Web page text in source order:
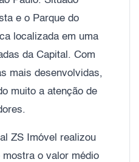
e o Parque do
localizada em uma
da Capital. Com
mais desenvolvidas,
muito a atenção de
ZS Imóvel realizou
mostra o valor médio